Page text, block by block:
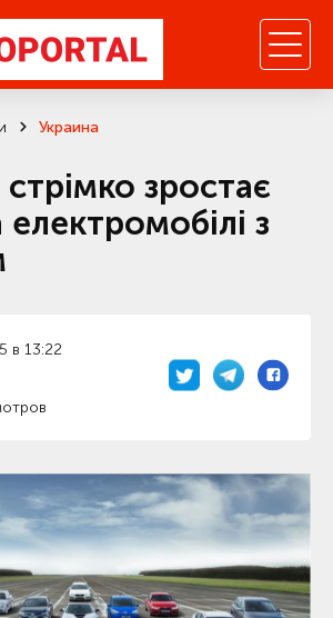
Украина
стрімко зростає
з
в 13:22